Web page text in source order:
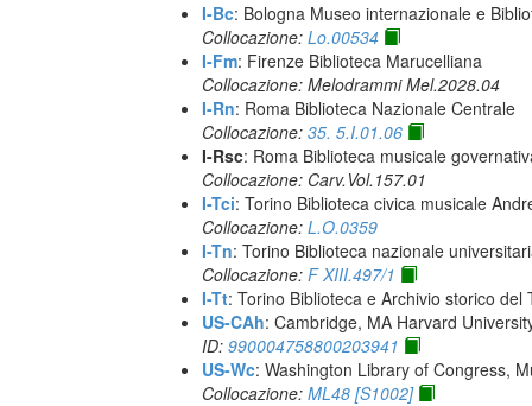
I-Bc: Bologna Museo internazionale e
Collocazione: Lo.00534
I-Fm: Firenze Biblioteca Marucelliana
Collocazione: Melodrammi Mel.2028.04
I-Rn: Roma Biblioteca Nazionale Centrale
Collocazione: 35. 5.I.01.06
I-Rsc: Roma Biblioteca musicale
Collocazione: Carv.Vol.157.01
I-Tci: Torino Biblioteca civica musicale
Collocazione: L.O.0359
I-Tn: Torino Biblioteca nazionale
Collocazione: F XIII.497/1
I-Tt: Torino Biblioteca e Archivio storico del
US-CAh: Cambridge, MA Harvard
ID: 990004758800203941
US-Wc: Washington Library of Congress,
Collocazione: ML48 [S1002]